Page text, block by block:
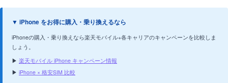
▼ iPhone をお得に購入・乗り換えるなら
iPhoneの購入・乗り換えなら楽天モバイル+各キャリアのキャンペーンを比較しま
しょう。
▶ 楽天モバイル iPhone キャンペーン情報
▶ iPhone × 格安SIM 比較